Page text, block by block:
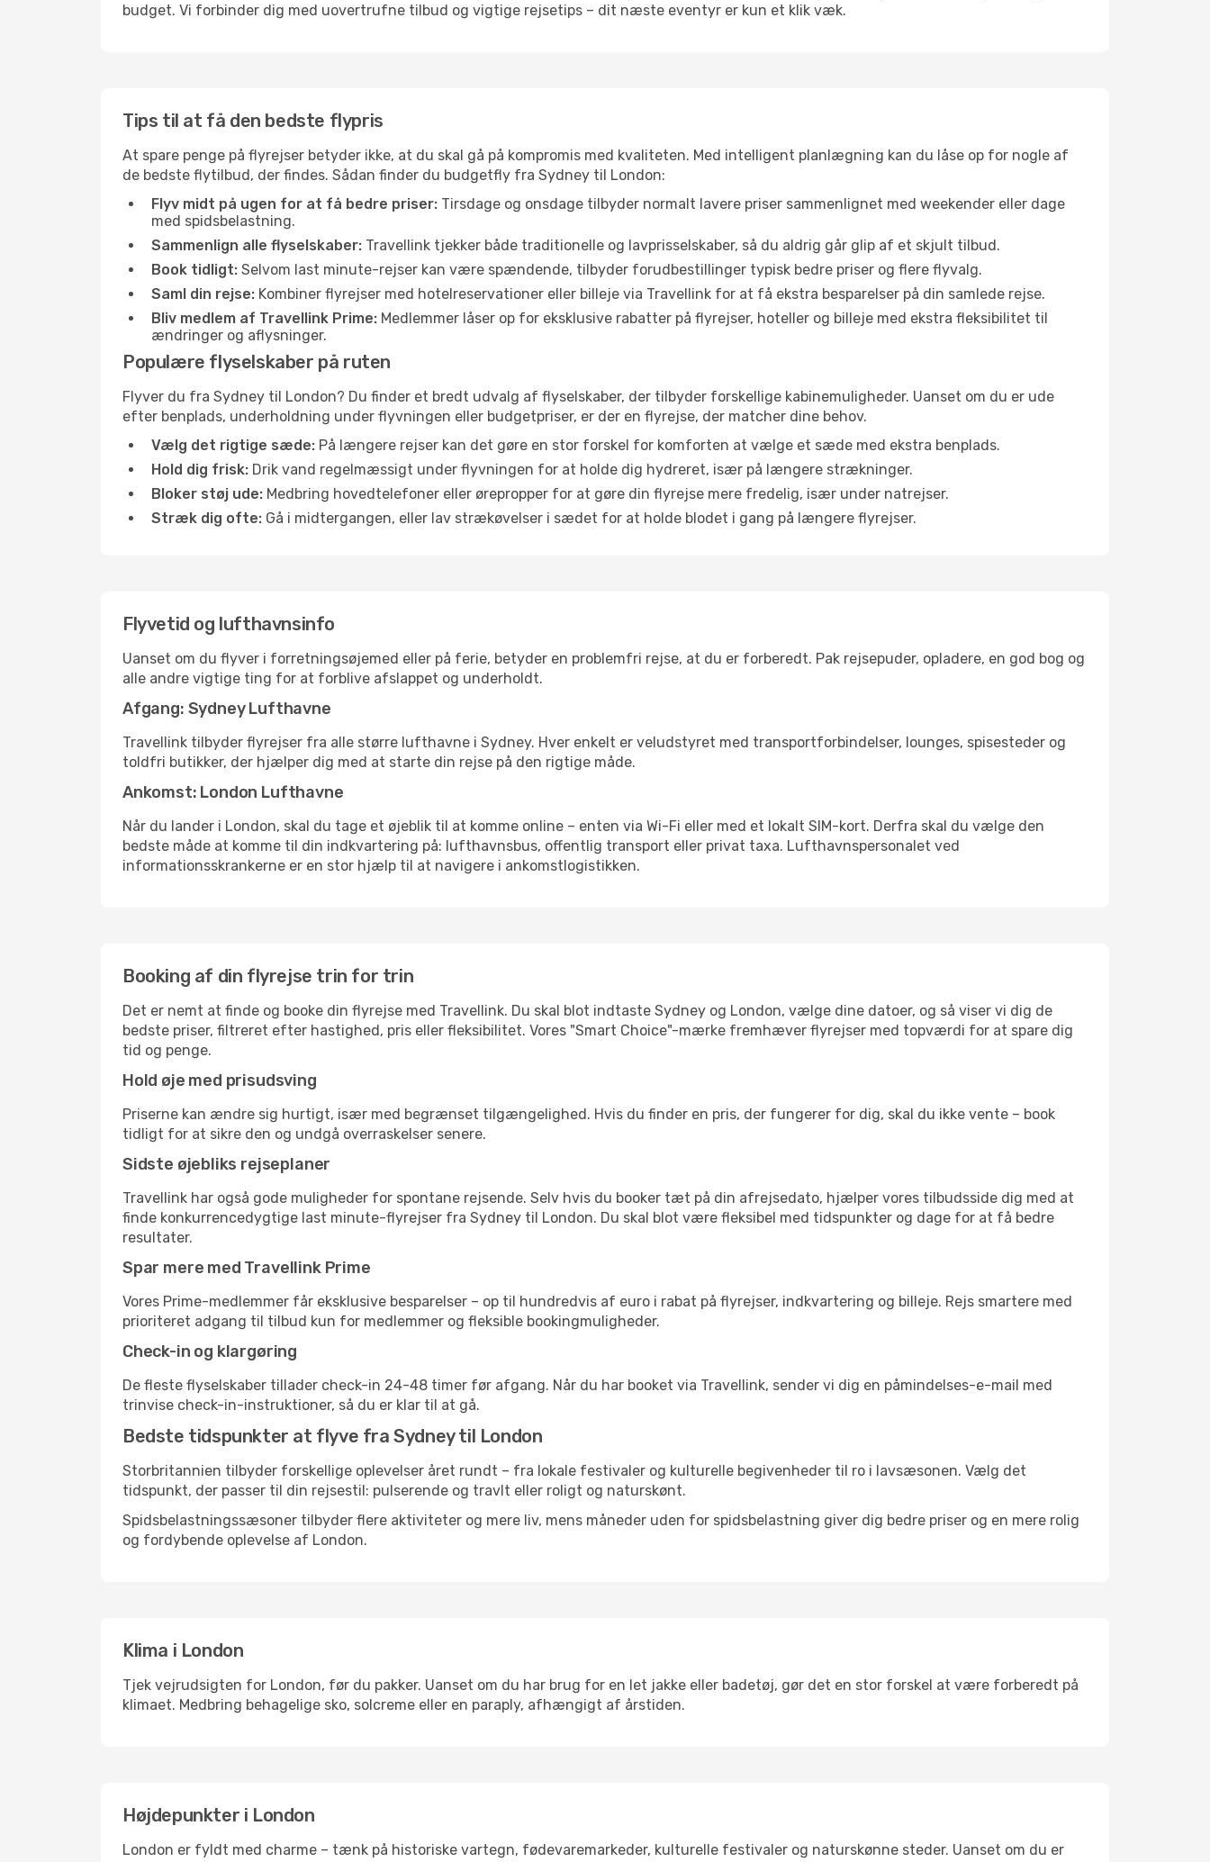
budget. Vi forbinder dig med uovertrufne tilbud og vigtige rejsetips – dit næste eventyr er kun et klik væk.
Tips til at få den bedste flypris
At spare penge på flyrejser betyder ikke, at du skal gå på kompromis med kvaliteten. Med intelligent planlægning kan du låse op for nogle af
de bedste flytilbud, der findes. Sådan finder du budgetfly fra Sydney til London:
Flyv midt på ugen for at få bedre priser: Tirsdage og onsdage tilbyder normalt lavere priser sammenlignet med weekender eller dage
med spidsbelastning.
Sammenlign alle flyselskaber: Travellink tjekker både traditionelle og lavprisselskaber, så du aldrig går glip af et skjult tilbud.
Book tidligt: Selvom last minute-rejser kan være spændende, tilbyder forudbestillinger typisk bedre priser og flere flyvalg.
Saml din rejse: Kombiner flyrejser med hotelreservationer eller billeje via Travellink for at få ekstra besparelser på din samlede rejse.
Bliv medlem af Travellink Prime: Medlemmer låser op for eksklusive rabatter på flyrejser, hoteller og billeje med ekstra fleksibilitet til
ændringer og aflysninger.
Populære flyselskaber på ruten
Flyver du fra Sydney til London? Du finder et bredt udvalg af flyselskaber, der tilbyder forskellige kabinemuligheder. Uanset om du er ude
efter benplads, underholdning under flyvningen eller budgetpriser, er der en flyrejse, der matcher dine behov.
Vælg det rigtige sæde: På længere rejser kan det gøre en stor forskel for komforten at vælge et sæde med ekstra benplads.
Hold dig frisk: Drik vand regelmæssigt under flyvningen for at holde dig hydreret, især på længere strækninger.
Bloker støj ude: Medbring hovedtelefoner eller ørepropper for at gøre din flyrejse mere fredelig, især under natrejser.
Stræk dig ofte: Gå i midtergangen, eller lav strækøvelser i sædet for at holde blodet i gang på længere flyrejser.
Flyvetid og lufthavnsinfo
Uanset om du flyver i forretningsøjemed eller på ferie, betyder en problemfri rejse, at du er forberedt. Pak rejsepuder, opladere, en god bog og
alle andre vigtige ting for at forblive afslappet og underholdt.
Afgang: Sydney Lufthavne
Travellink tilbyder flyrejser fra alle større lufthavne i Sydney. Hver enkelt er veludstyret med transportforbindelser, lounges, spisesteder og
toldfri butikker, der hjælper dig med at starte din rejse på den rigtige måde.
Ankomst: London Lufthavne
Når du lander i London, skal du tage et øjeblik til at komme online – enten via Wi-Fi eller med et lokalt SIM-kort. Derfra skal du vælge den
bedste måde at komme til din indkvartering på: lufthavnsbus, offentlig transport eller privat taxa. Lufthavnspersonalet ved
informationsskrankerne er en stor hjælp til at navigere i ankomstlogistikken.
Booking af din flyrejse trin for trin
Det er nemt at finde og booke din flyrejse med Travellink. Du skal blot indtaste Sydney og London, vælge dine datoer, og så viser vi dig de
bedste priser, filtreret efter hastighed, pris eller fleksibilitet. Vores "Smart Choice"-mærke fremhæver flyrejser med topværdi for at spare dig
tid og penge.
Hold øje med prisudsving
Priserne kan ændre sig hurtigt, især med begrænset tilgængelighed. Hvis du finder en pris, der fungerer for dig, skal du ikke vente – book
tidligt for at sikre den og undgå overraskelser senere.
Sidste øjebliks rejseplaner
Travellink har også gode muligheder for spontane rejsende. Selv hvis du booker tæt på din afrejsedato, hjælper vores tilbudsside dig med at
finde konkurrencedygtige last minute-flyrejser fra Sydney til London. Du skal blot være fleksibel med tidspunkter og dage for at få bedre
resultater.
Spar mere med Travellink Prime
Vores Prime-medlemmer får eksklusive besparelser – op til hundredvis af euro i rabat på flyrejser, indkvartering og billeje. Rejs smartere med
prioriteret adgang til tilbud kun for medlemmer og fleksible bookingmuligheder.
Check-in og klargøring
De fleste flyselskaber tillader check-in 24-48 timer før afgang. Når du har booket via Travellink, sender vi dig en påmindelses-e-mail med
trinvise check-in-instruktioner, så du er klar til at gå.
Bedste tidspunkter at flyve fra Sydney til London
Storbritannien tilbyder forskellige oplevelser året rundt – fra lokale festivaler og kulturelle begivenheder til ro i lavsæsonen. Vælg det
tidspunkt, der passer til din rejsestil: pulserende og travlt eller roligt og naturskønt.
Spidsbelastningssæsoner tilbyder flere aktiviteter og mere liv, mens måneder uden for spidsbelastning giver dig bedre priser og en mere rolig
og fordybende oplevelse af London.
Klima i London
Tjek vejrudsigten for London, før du pakker. Uanset om du har brug for en let jakke eller badetøj, gør det en stor forskel at være forberedt på
klimaet. Medbring behagelige sko, solcreme eller en paraply, afhængigt af årstiden.
Højdepunkter i London
London er fyldt med charme – tænk på historiske vartegn, fødevaremarkeder, kulturelle festivaler og naturskønne steder. Uanset om du er